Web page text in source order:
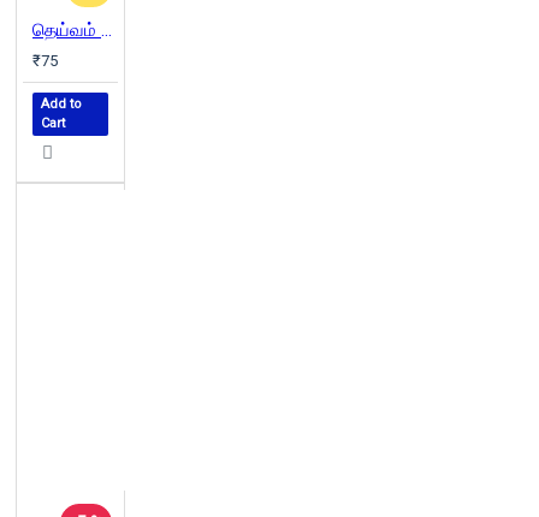
தெய்வம் என்பதோர்
₹75
Add to
Cart